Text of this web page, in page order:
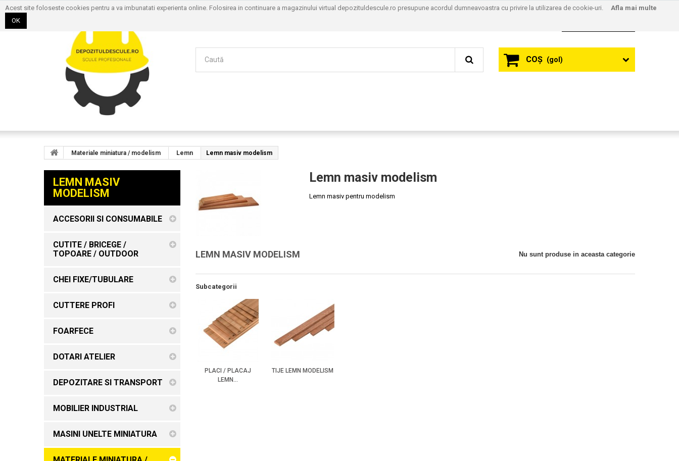
COŞ (gol)
Materiale miniatura / modelism Lemn Lemn masiv modelism
LEMN MASIV
MODELISM
ACCESORII SI CONSUMABILE
CUTITE / BRICEGE /
TOPOARE / OUTDOOR
CHEI FIXE/TUBULARE
CUTTERE PROFI
FOARFECE
DOTARI ATELIER
DEPOZITARE SI TRANSPORT
MOBILIER INDUSTRIAL
MASINI UNELTE MINIATURA
Lemn masiv modelism
Lemn masiv pentru modelism
LEMN MASIV MODELISM Nu sunt produse in aceasta categorie
Subcategorii
PLACI / PLACAJ
LEMN...
TIJE LEMN MODELISM
Acest site foloseste cookies pentru a va imbunatati experienta online. Folosirea in continuare a magazinului virtual depozituldescule.ro presupune acordul dumneavoastra cu privire la utilizarea de cookie-uri. Afla mai multe
OK